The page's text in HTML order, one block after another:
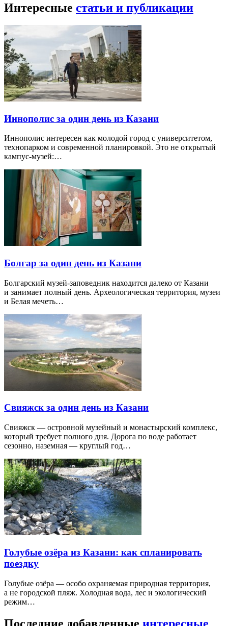
Интересные статьи и публикации
Иннополис за один день из Казани
Иннополис интересен как молодой город с университетом,
технопарком и современной планировкой. Это не открытый
кампус-музей:…
Болгар за один день из Казани
Болгарский музей-заповедник находится далеко от Казани
и занимает полный день. Археологическая территория, музеи
и Белая мечеть…
Свияжск за один день из Казани
Свияжск — островной музейный и монастырский комплекс,
который требует полного дня. Дорога по воде работает
сезонно, наземная — круглый год…
Голубые озёра из Казани: как спланировать
поездку
Голубые озёра — особо охраняемая природная территория,
а не городской пляж. Холодная вода, лес и экологический
режим…
Последние добавленные интересные